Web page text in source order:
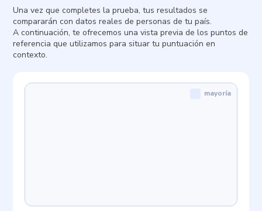
Una vez que completes la prueba, tus resultados se
compararán con datos reales de personas de tu país.
A continuación, te ofrecemos una vista previa de los puntos de
referencia que utilizamos para situar tu puntuación en
contexto.
mayoría